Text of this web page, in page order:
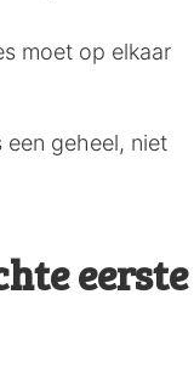
moet op elkaar
geheel, niet
eerste